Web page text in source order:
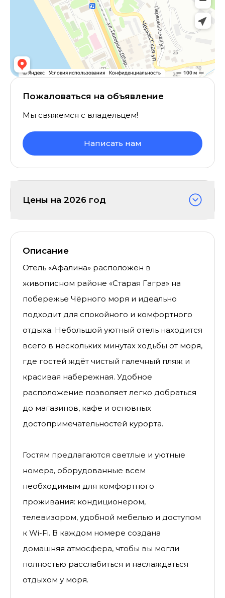
Пожаловаться на объявление
Мы свяжемся с владельцем!
Написать нам
Цены на 2026 год
Описание
Отель «Афалина» расположен в
живописном районе «Старая Гагра» на
побережье Чёрного моря и идеально
подходит для спокойного и комфортного
отдыха. Небольшой уютный отель находится
всего в нескольких минутах ходьбы от моря,
где гостей ждёт чистый галечный пляж и
красивая набережная. Удобное
расположение позволяет легко добраться
до магазинов, кафе и основных
достопримечательностей курорта.
Гостям предлагаются светлые и уютные
номера, оборудованные всем
необходимым для комфортного
проживания: кондиционером,
телевизором, удобной мебелью и доступом
к Wi-Fi. В каждом номере создана
домашняя атмосфера, чтобы вы могли
полностью расслабиться и наслаждаться
отдыхом у моря.